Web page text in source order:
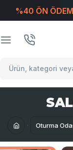
%40 ÖN
Oturma
T-Soft